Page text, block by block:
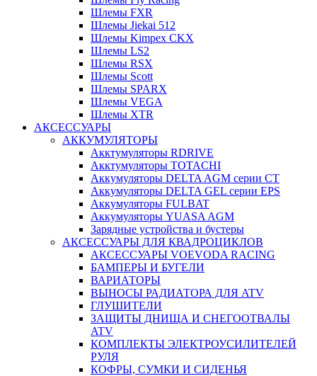
Шлемы FXR
Шлемы Jiekai 512
Шлемы Kimpex CKX
Шлемы LS2
Шлемы RSX
Шлемы Scott
Шлемы SPARX
Шлемы VEGA
Шлемы XTR
АКСЕССУАРЫ
АККУМУЛЯТОРЫ
Акктумуляторы RDRIVE
Акктумуляторы TOTACHI
Аккумуляторы DELTA AGM серии CT
Аккумуляторы DELTA GEL серии EPS
Аккумуляторы FULBAT
Аккумуляторы YUASA AGM
Зарядные устройства и бустеры
АКСЕССУАРЫ ДЛЯ КВАДРОЦИКЛОВ
АКСЕССУАРЫ VOEVODA RACING
БАМПЕРЫ И БУГЕЛИ
ВАРИАТОРЫ
ВЫНОСЫ РАДИАТОРА ДЛЯ ATV
ГЛУШИТЕЛИ
ЗАЩИТЫ ДНИЩА И СНЕГООТВАЛЫ
ATV
КОМПЛЕКТЫ ЭЛЕКТРОУСИЛИТЕЛЕЙ
РУЛЯ
КОФРЫ, СУМКИ И СИДЕНЬЯ